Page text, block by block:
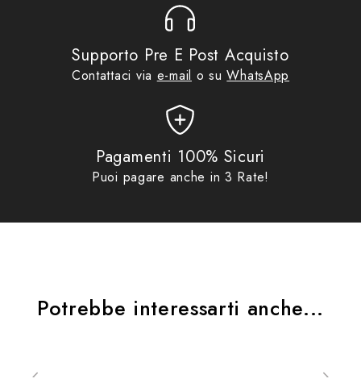
Supporto Pre E Post Acquisto
Contattaci via e-mail o suWhatsApp
Pagamenti 100% Sicuri
Puoi pagare anche in 3 Rate!
Potrebbe interessarti anche...